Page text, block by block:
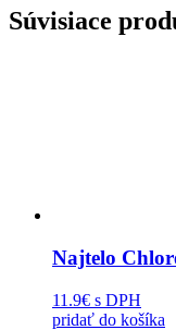
Súvisiace
Najtelo
11.9€ s DPH
pridať do košíka